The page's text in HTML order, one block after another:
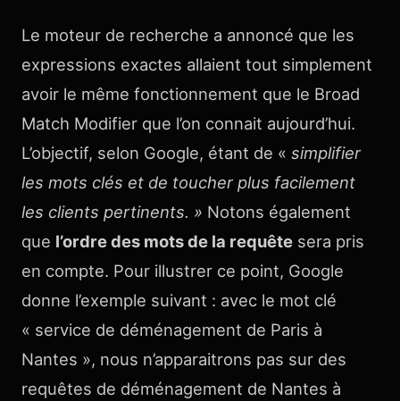
Le moteur de recherche a annoncé que les
expressions exactes allaient tout simplement
avoir le même fonctionnement que le Broad
Match Modifier que l’on connait aujourd’hui.
L’objectif, selon Google, étant de « simplifier
les mots clés et de toucher plus facilement
les clients pertinents. » Notons également
que l’ordre des mots de la requête sera pris
en compte. Pour illustrer ce point, Google
donne l’exemple suivant : avec le mot clé
« service de déménagement de Paris à
Nantes », nous n’apparaitrons pas sur des
requêtes de déménagement de Nantes à